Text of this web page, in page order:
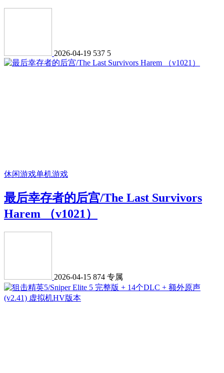
2026-04-19 537 5
休闲游戏单机游戏
最后幸存者的后宫/The Last Survivors
Harem （v1021）
2026-04-15 874 专属